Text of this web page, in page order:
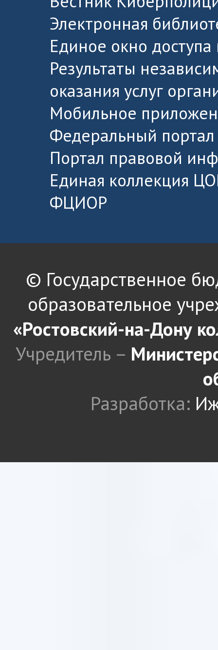
Электронная
Единое окно
Результаты
оказания услуг
Мобильное
Федеральный портал
Портал правовой
Единая коллекция
ФЦИОР
© Государственное
образовательное
«Ростовский-на-Дону
Учредитель –
Разработка: